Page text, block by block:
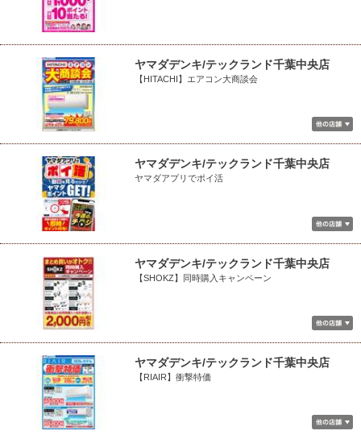
ヤマダデンキ/テックランド千葉中央店
【HITACHI】エアコン大商談会
ヤマダデンキ/テックランド千葉中央店
ヤマダアプリでポイ活
ヤマダデンキ/テックランド千葉中央店
【SHOKZ】同時購入キャンペーン
ヤマダデンキ/テックランド千葉中央店
【RIAIR】衝撃特価